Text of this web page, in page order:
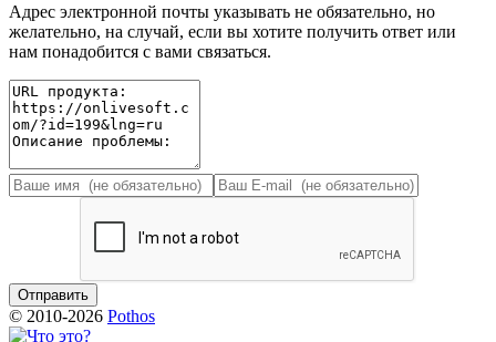
Адрес электронной почты указывать не обязательно, но
желательно, на случай, если вы хотите получить ответ или
нам понадобится с вами связаться.
© 2010-2026 Pothos